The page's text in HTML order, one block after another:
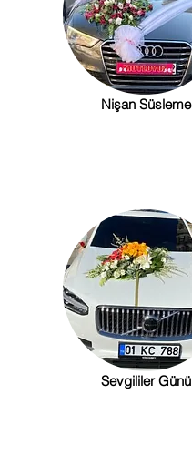
Nişan Süsleme
Sevgililer Günü